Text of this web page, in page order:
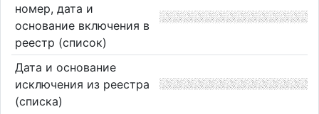
номер, дата и
основание включения в
реестр (список)
Дата и основание
исключения из реестра
(списка)